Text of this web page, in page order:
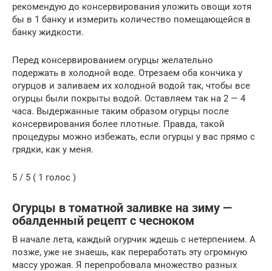
рекомендую до консервирования уложить овощи хотя
бы в 1 банку и измерить количество помещающейся в
банку жидкости.
Перед консервированием огурцы желательно
подержать в холодной воде. Отрезаем оба кончика у
огурцов и заливаем их холодной водой так, чтобы все
огурцы были покрыты водой. Оставляем так на 2 — 4
часа. Выдержанные таким образом огурцы после
консервирования более плотные. Правда, такой
процедуры можно избежать, если огурцы у вас прямо с
грядки, как у меня.
5 / 5 ( 1 голос )
Огурцы в томатной заливке на зиму —
обалденный рецепт с чесноком
В начале лета, каждый огуpчик ждешь с нетерпением. А
позже, уже не знаешь, как переработать эту огромную
массу урожая. Я перепробовала множество разных